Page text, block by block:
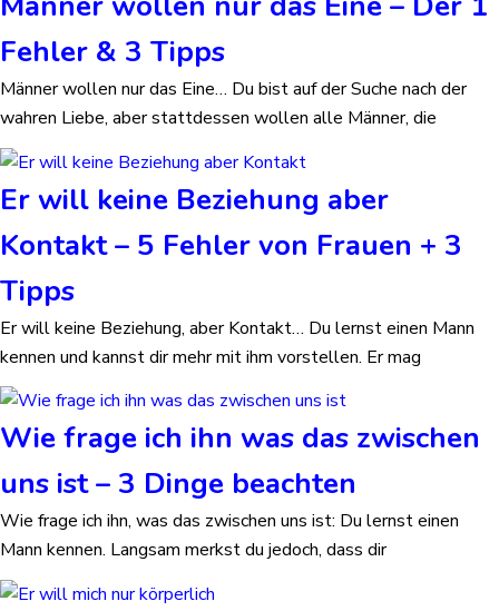
Fehler & 3 Tipps
Männer wollen nur das Eine… Du bist auf der Suche nach der
wahren Liebe, aber stattdessen wollen alle Männer, die
Er will keine Beziehung aber
Kontakt – 5 Fehler von Frauen + 3
Tipps
Er will keine Beziehung, aber Kontakt… Du lernst einen Mann
kennen und kannst dir mehr mit ihm vorstellen. Er mag
Wie frage ich ihn was das zwischen
uns ist – 3 Dinge beachten
Wie frage ich ihn, was das zwischen uns ist: Du lernst einen
Mann kennen. Langsam merkst du jedoch, dass dir